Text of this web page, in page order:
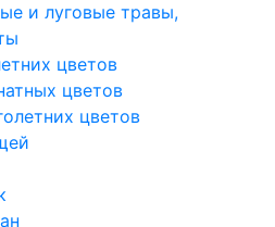
и луговые травы,
цветов
цветов
цветов